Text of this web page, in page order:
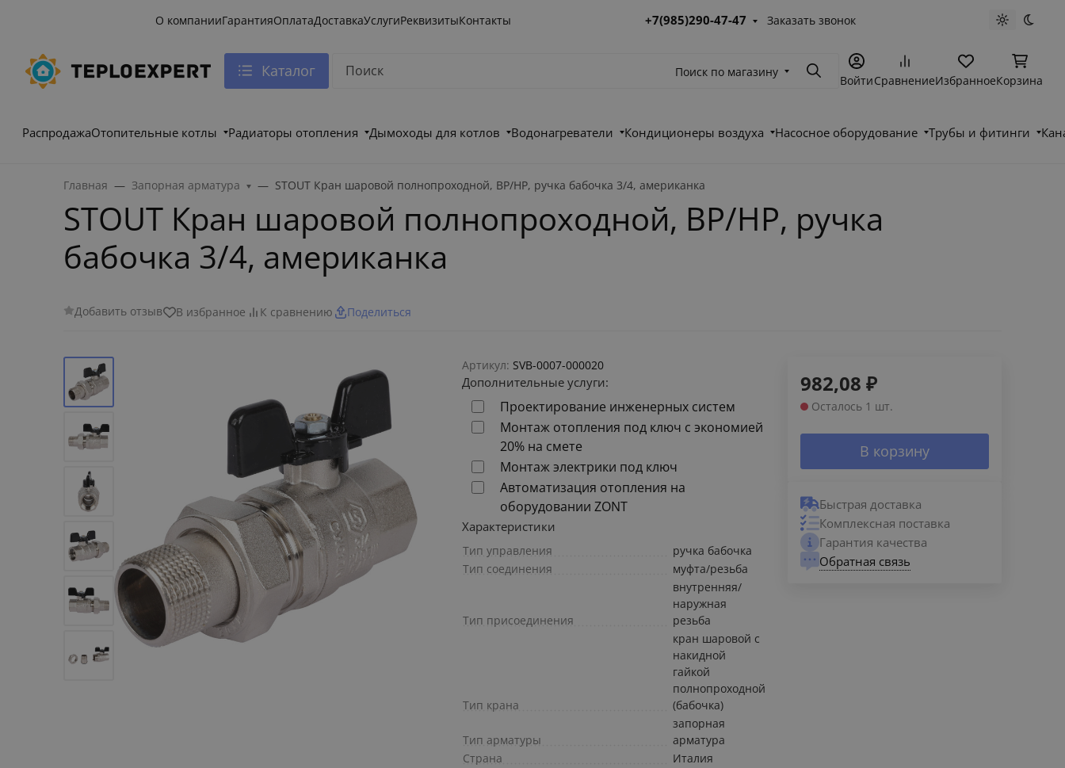
О компанииГарантияОплатаДоставкаУслугиРеквизитыКонтакты +7(985)290-47-47 Заказать звонок Светлая
Каталог Поиск по магазину ПоискВойтиСравнениеИзбранноеКорзина
РаспродажаОтопительные котлы Радиаторы отопления Дымоходы для котлов Водонагреватели Кондиционеры воздуха Насосное оборудование Трубы и фитинги
Главная Запорная арматура STOUT Кран шаровой полнопроходной, ВР/НР, ручка бабочка 3/4, американка
STOUT Кран шаровой полнопроходной, ВР/НР, ручка
бабочка 3/4, американка
Добавить отзыв В избранное К сравнению Поделиться
Артикул: SVB-0007-000020
Дополнительные услуги:
Проектирование инженерных систем
Монтаж отопления под ключ с экономией
20% на смете
Монтаж электрики под ключ
Автоматизация отопления на
оборудовании ZONT
Характеристики
Тип управления
ручка бабочка
Тип соединения
муфта/резьба
Тип присоединения
внутренняя/
наружная
резьба
Тип крана
кран шаровой с
накидной
гайкой
полнопроходной
(бабочка)
Тип арматуры
запорная
арматура
Страна
Италия
982,08 ₽
Осталось 1 шт.
В корзину
Быстрая доставка
Комплексная поставка
Гарантия качества
Обратная связь